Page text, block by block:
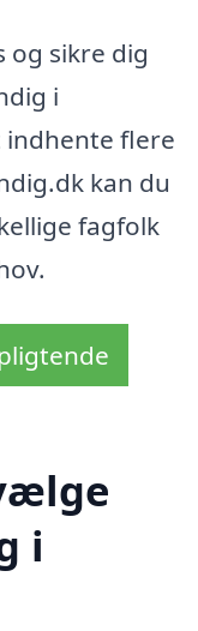
og sikre dig
i
indhente flere
kan du
fagfolk
i